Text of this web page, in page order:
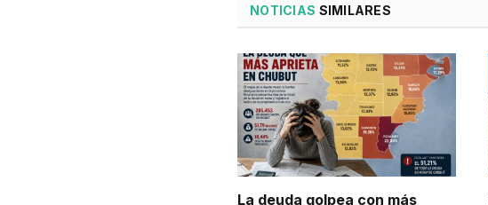
NOTICIAS SIMILARES
La deuda golpea con más